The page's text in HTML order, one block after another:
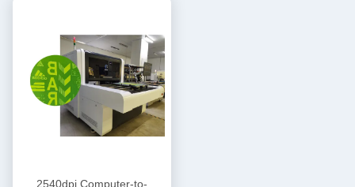
2540dpi Computer-to-